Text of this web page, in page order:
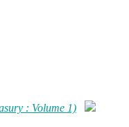
: Volume 1)